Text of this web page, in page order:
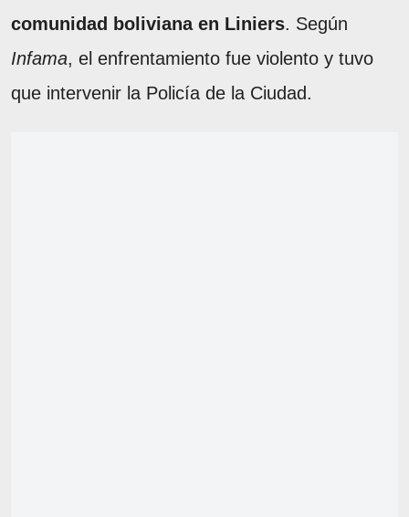
comunidad boliviana en Liniers. Según
Infama, el enfrentamiento fue violento y tuvo
que intervenir la Policía de la Ciudad.